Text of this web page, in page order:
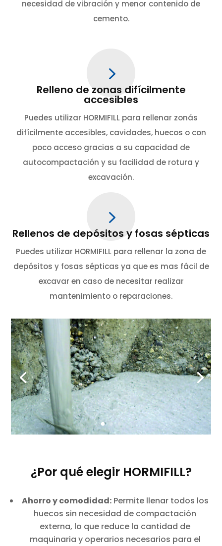
necesidad de vibración y menor contenido de
cemento.
5
Relleno de zonas difícilmente
accesibles
Puedes utilizar HORMIFILL para rellenar zonás
difícilmente accesibles, cavidades, huecos o con
poco acceso gracias a su capacidad de
autocompactación y su facilidad de rotura y
excavación.
5
Rellenos de depósitos y fosas sépticas
Puedes utilizar HORMIFILL para rellenar la zona de
depósitos y fosas sépticas ya que es mas fácil de
excavar en caso de necesitar realizar
mantenimiento o reparaciones.
¿Por qué elegir HORMIFILL?
Ahorro y comodidad:Permite llenar todos los
huecos sin necesidad de compactación
externa, lo que reduce la cantidad de
maquinaria y operarios necesarios para el